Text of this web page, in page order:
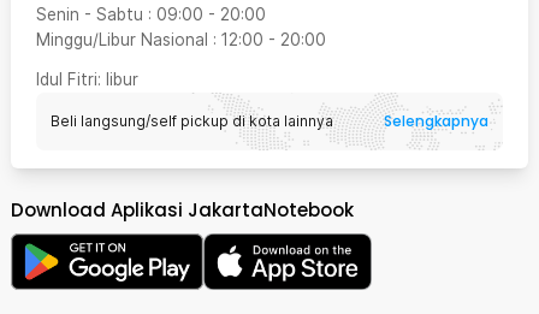
Senin - Sabtu : 09:00 - 20:00
Minggu/Libur Nasional : 12:00 - 20:00
Idul Fitri: libur
Beli langsung/self pickup di kota lainnya Selengkapnya
Download Aplikasi JakartaNotebook